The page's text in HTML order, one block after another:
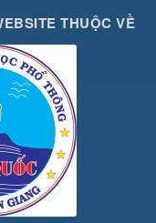
THUỘC VỀ